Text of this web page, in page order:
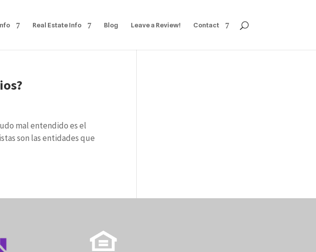
Real Estate Info Blog Leave a Review! Contact
mal entendido es el
son las entidades que